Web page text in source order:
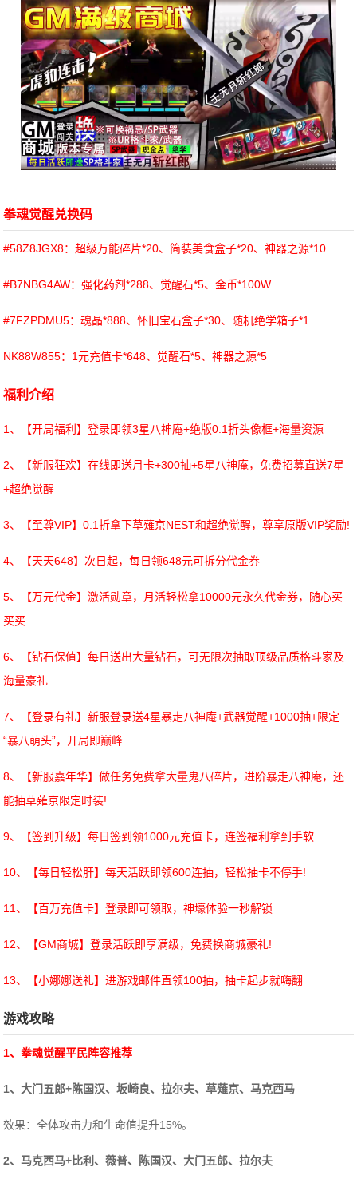
拳魂觉醒兑换码
#58Z8JGX8：超级万能碎片*20、简装美食盒子*20、神器之源*10
#B7NBG4AW：强化药剂*288、觉醒石*5、金币*100W
#7FZPDMU5：魂晶*888、怀旧宝石盒子*30、随机绝学箱子*1
NK88W855：1元充值卡*648、觉醒石*5、神器之源*5
福利介绍
1、【开局福利】登录即领3星八神庵+绝版0.1折头像框+海量资源
2、【新服狂欢】在线即送月卡+300抽+5星八神庵，免费招募直送7星
+超绝觉醒
3、【至尊VIP】0.1折拿下草薙京NEST和超绝觉醒，尊享原版VIP奖励!
4、【天天648】次日起，每日领648元可拆分代金券
5、【万元代金】激活勋章，月活轻松拿10000元永久代金券，随心买
买买
6、【钻石保值】每日送出大量钻石，可无限次抽取顶级品质格斗家及
海量豪礼
7、【登录有礼】新服登录送4星暴走八神庵+武器觉醒+1000抽+限定
“暴八萌头”，开局即巅峰
8、【新服嘉年华】做任务免费拿大量鬼八碎片，进阶暴走八神庵，还
能抽草薙京限定时装!
9、【签到升级】每日签到领1000元充值卡，连签福利拿到手软
10、【每日轻松肝】每天活跃即领600连抽，轻松抽卡不停手!
11、【百万充值卡】登录即可领取，神壕体验一秒解锁
12、【GM商城】登录活跃即享满级，免费换商城豪礼!
13、【小娜娜送礼】进游戏邮件直领100抽，抽卡起步就嗨翻
游戏攻略
1、拳魂觉醒平民阵容推荐
1、大门五郎+陈国汉、坂崎良、拉尔夫、草薙京、马克西马
效果：全体攻击力和生命值提升15%。
2、马克西马+比利、薇普、陈国汉、大门五郎、拉尔夫